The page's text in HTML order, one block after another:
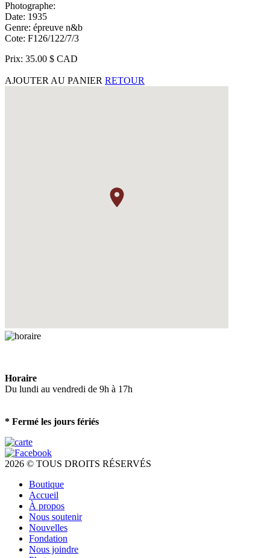
Photographe:
Date: 1935
Genre: épreuve n&b
Cote: F126/122/7/3
Prix: 35.00 $ CAD
AJOUTER AU PANIER RETOUR
Horaire
Du lundi au vendredi de 9h à 17h
* Fermé les jours fériés
2026 © TOUS DROITS RÉSERVÉS
Boutique
Accueil
À propos
Nous soutenir
Nouvelles
Fondation
Nous joindre